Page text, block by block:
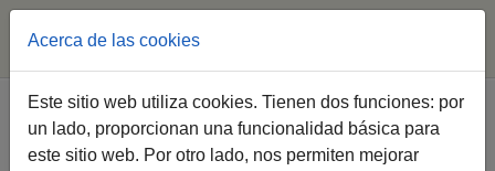
Saltar al contenido principal
Estás aquí:
Jerez.es Ayuntamiento
Gobierno
Agenda Institucional Gobierno
Evento Simple Alcaldía
Acerca de las cookies
Este sitio web utiliza cookies. Tienen dos funciones: por
un lado, proporcionan una funcionalidad básica para
este sitio web. Por otro lado, nos permiten mejorar